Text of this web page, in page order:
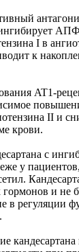
I в
к
AT1-
II и
крови.
с
у
гормонов и не
в регуляции